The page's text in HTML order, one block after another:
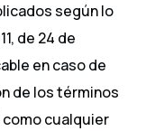
según lo
de 24 de
en caso de
de los términos
cualquier